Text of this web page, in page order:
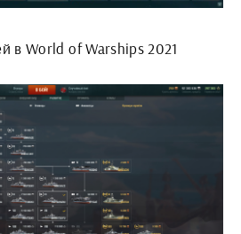
в World of Warships 2021